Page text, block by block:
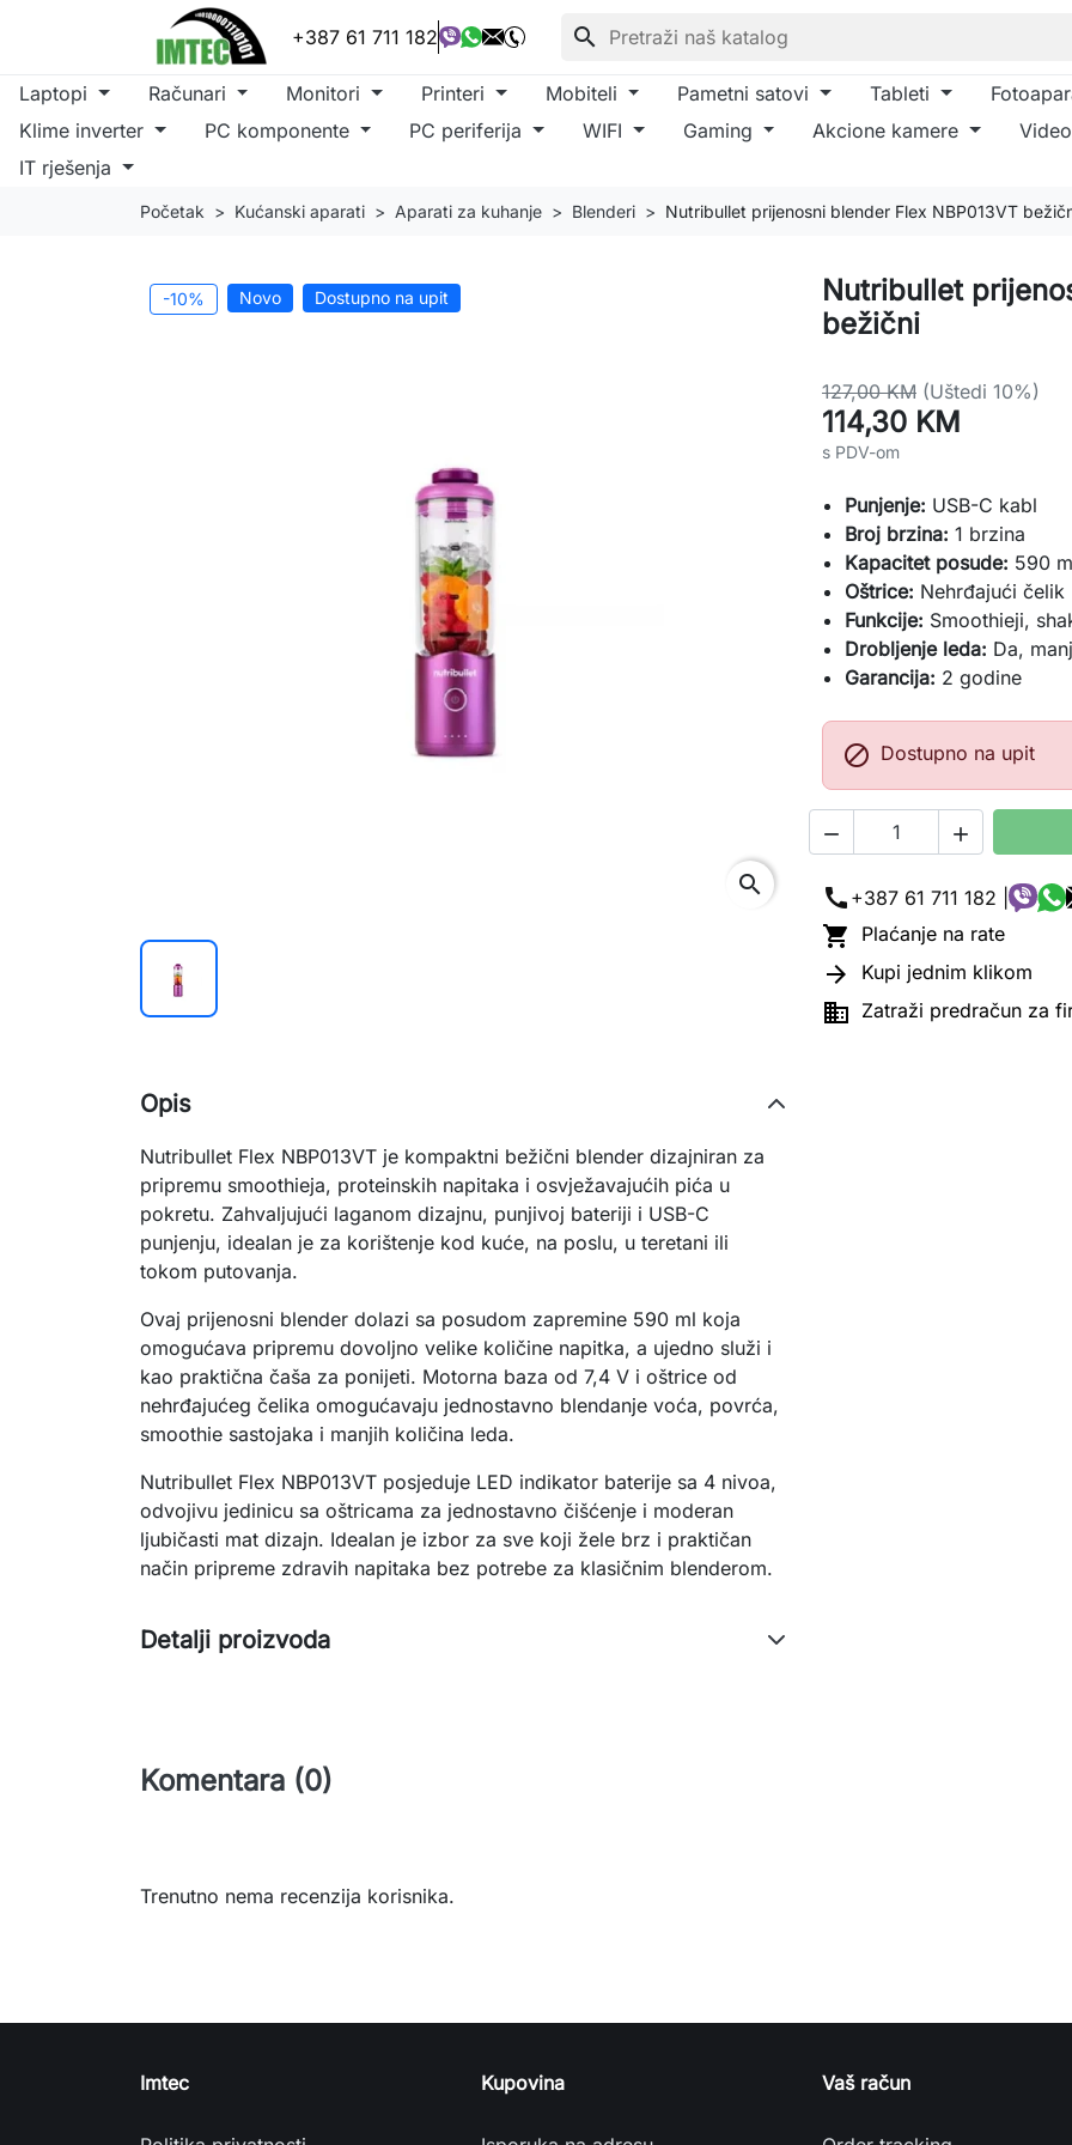
+387 61 711 182 search
Laptopi Računari Monitori Printeri Mobiteli Pametni satovi Tableti
Klime inverter
PC komponente PC periferija WIFI Gaming Akcione kamere
IT rješenja
Početak Kućanski aparati Aparati za kuhanje Blenderi Nutribullet prijenosni blender Flex NBP013VT
-10% Novo Dostupno na upit
search
Nutribullet
bežični
127,00 KM (Uštedi 10%)
114,30 KM
s PDV-om
Punjenje: USB-C kabl
Broj brzina: 1 brzina
Kapacitet posude: 590
Oštrice: Nehrđajući čelik
Funkcije: Smoothieji,
Drobljenje leda: Da,
Garancija: 2 godine
 Dostupno na upit
 
call +387 61 711 182 |
 Plaćanje na rate
 Kupi jednim klikom
 Zatraži predračun za
Opis
Nutribullet Flex NBP013VT je kompaktni bežični blender dizajniran za
pripremu smoothieja, proteinskih napitaka i osvježavajućih pića u
pokretu. Zahvaljujući laganom dizajnu, punjivoj bateriji i USB-C
punjenju, idealan je za korištenje kod kuće, na poslu, u teretani ili
tokom putovanja.
Ovaj prijenosni blender dolazi sa posudom zapremine 590 ml koja
omogućava pripremu dovoljno velike količine napitka, a ujedno služi i
kao praktična čaša za ponijeti. Motorna baza od 7,4 V i oštrice od
nehrđajućeg čelika omogućavaju jednostavno blendanje voća, povrća,
smoothie sastojaka i manjih količina leda.
Nutribullet Flex NBP013VT posjeduje LED indikator baterije sa 4 nivoa,
odvojivu jedinicu sa oštricama za jednostavno čišćenje i moderan
ljubičasti mat dizajn. Idealan je izbor za sve koji žele brz i praktičan
način pripreme zdravih napitaka bez potrebe za klasičnim blenderom.
Detalji proizvoda
Komentara (0)
Trenutno nema recenzija korisnika.
Imtec Kupovina Vaš račun